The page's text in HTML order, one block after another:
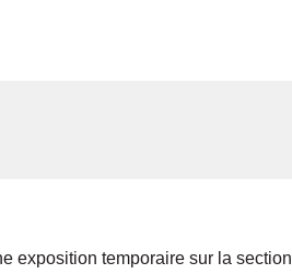
exposition temporaire sur la section